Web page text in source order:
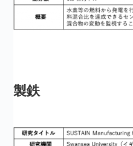
製鉄